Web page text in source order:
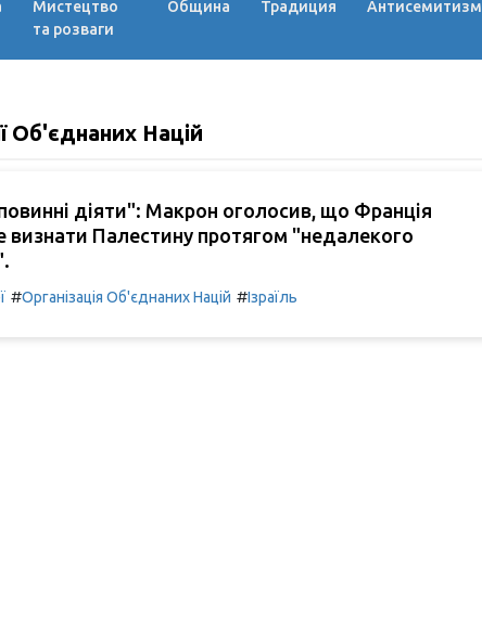
Мистецтво
та розваги
Община Традиция Антисемитизм
Об'єднаних Націй
діяти": Макрон оголосив, що Франція
визнати Палестину протягом "недалекого
#Організація Об'єднаних Націй #Ізраїль